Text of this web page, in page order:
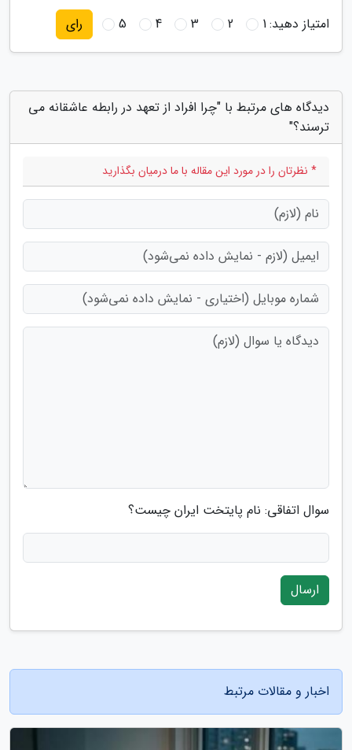
امتیاز دهید:1
2
3
4
5 رای
دیدگاه های مرتبط با "چرا افراد از تعهد در رابطه عاشقانه می
ترسند؟"
* نظرتان را در مورد این مقاله با ما درمیان بگذارید
سوال اتفاقی: نام پایتخت ایران چیست؟
ارسال
اخبار و مقالات مرتبط